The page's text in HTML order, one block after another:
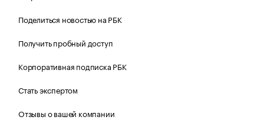
Поделиться новостью на РБК
Получить пробный доступ
Корпоративная подписка РБК
Стать экспертом
Отзывы о вашей компании